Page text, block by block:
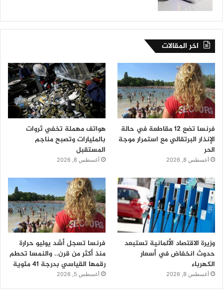
اخر المقالات
فرنسا تضع 12 مقاطعة في حالة
الإنذار البرتقالي مع استمرار موجة
الحر
أغسطس 8, 2026
هواتف مهملة تخفي ثروات
بالمليارات وتصبح مناجم
المستقبل
أغسطس 8, 2026
وزيرة الاقتصاد الألمانية تستبعد
حدوث انخفاض في أسعار
الكهرباء
أغسطس 8, 2026
فرنسا تسجل أشد يوليو حرارة
منذ أكثر من قرن.. والنمسا تحطم
رقمها القياسي بدرجة 41 مئوية
أغسطس 5, 2026